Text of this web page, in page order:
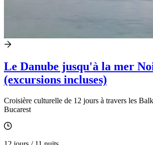
Le Danube jusqu'à la mer
(excursions incluses)
Croisière culturelle de 12 jours à travers les
Bucarest